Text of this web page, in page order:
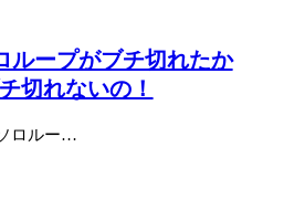
ループがブチ切れたか
切れないの！
ロルー…